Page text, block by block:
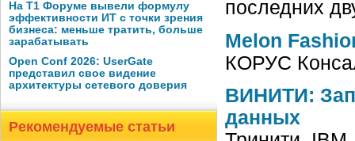
На Т1 Форуме вывели формулу
эффективности ИТ с точки зрения
бизнеса: меньше тратить, больше
зарабатывать
Open Conf 2026: UserGate
представил свое видение
архитектуры сетевого доверия
Рекомендуемые статьи
последних
Melon
КОРУС
ВИНИТИ:
данных